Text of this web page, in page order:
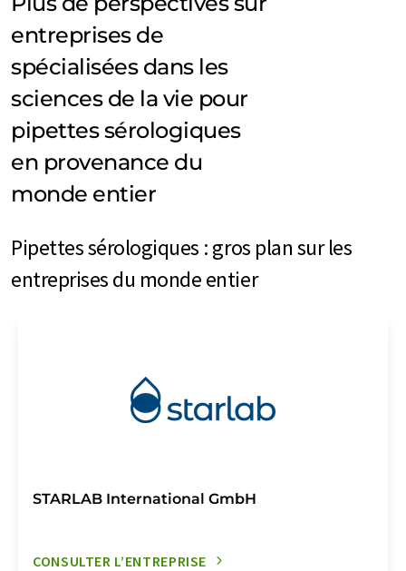
entreprises de
spécialisées dans les
sciences de la vie pour
pipettes sérologiques
en provenance du
monde entier
Pipettes sérologiques : gros plan sur les
entreprises du monde entier
STARLAB International GmbH
CONSULTER L’ENTREPRISE